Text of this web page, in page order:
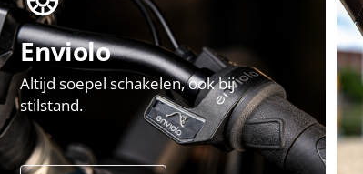
Enviolo
Altijd soepel schakelen, ook bij
stilstand.